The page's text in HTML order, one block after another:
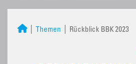
Themen Rückblick BBK 2023